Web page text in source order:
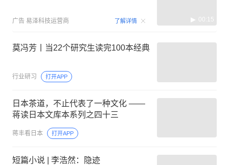
广告 易泽科技运营商 了解详情 00:15
莫冯芳丨当22个研究生读完100本经典
行业研习 打开APP
日本茶道，不止代表了一种文化 ——
蒋读日本文库本系列之四十三
蒋丰看日本 打开APP
短篇小说 | 李浩然：隐迹